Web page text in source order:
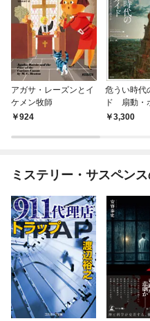
アガサ・レーズンとイ
ケメン牧師
924
危うい時代
ド 扇動・
ム・フェイ
3,300
ミステリー・サスペン